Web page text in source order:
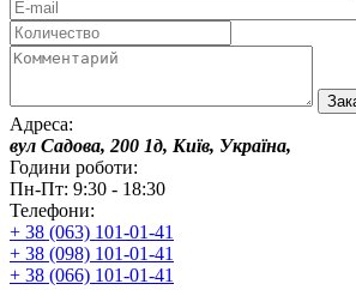
Адреса:
вул Садова, 200 1д, Київ, Україна,
Години роботи:
Пн-Пт: 9:30 - 18:30
Телефони:
+ 38 (063) 101-01-41
+ 38 (098) 101-01-41
+ 38 (066) 101-01-41